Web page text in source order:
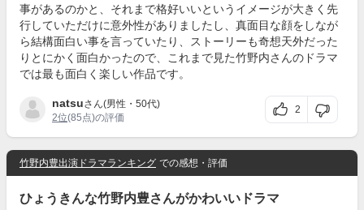
事があるのかと、それまで格好いいというイメージが大きく先
行していただけに意外性がありましたし、真面目な顔をしなが
ら結構面白い事を言っていたり、ストーリーも奇想天外だった
りとにかく面白かったので、これまで見た竹野内さんのドラマ
では最も面白く楽しい作品です。
natsuさん(男性・50代)
2位(85点)の評価
2
竹野内豊出演ドラマランキング での感想・評価
ひょうきんな竹野内豊さんがかわいいドラマ